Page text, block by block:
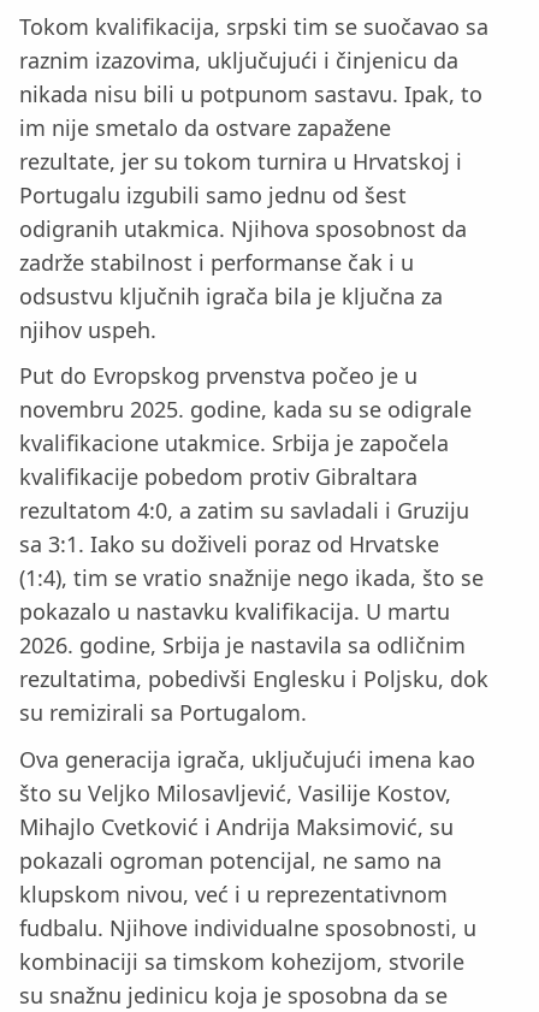
Tokom kvalifikacija, srpski tim se suočavao sa
raznim izazovima, uključujući i činjenicu da
nikada nisu bili u potpunom sastavu. Ipak, to
im nije smetalo da ostvare zapažene
rezultate, jer su tokom turnira u Hrvatskoj i
Portugalu izgubili samo jednu od šest
odigranih utakmica. Njihova sposobnost da
zadrže stabilnost i performanse čak i u
odsustvu ključnih igrača bila je ključna za
njihov uspeh.
Put do Evropskog prvenstva počeo je u
novembru 2025. godine, kada su se odigrale
kvalifikacione utakmice. Srbija je započela
kvalifikacije pobedom protiv Gibraltara
rezultatom 4:0, a zatim su savladali i Gruziju
sa 3:1. Iako su doživeli poraz od Hrvatske
(1:4), tim se vratio snažnije nego ikada, što se
pokazalo u nastavku kvalifikacija. U martu
2026. godine, Srbija je nastavila sa odličnim
rezultatima, pobedivši Englesku i Poljsku, dok
su remizirali sa Portugalom.
Ova generacija igrača, uključujući imena kao
što su Veljko Milosavljević, Vasilije Kostov,
Mihajlo Cvetković i Andrija Maksimović, su
pokazali ogroman potencijal, ne samo na
klupskom nivou, već i u reprezentativnom
fudbalu. Njihove individualne sposobnosti, u
kombinaciji sa timskom kohezijom, stvorile
su snažnu jedinicu koja je sposobna da se